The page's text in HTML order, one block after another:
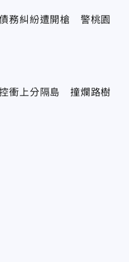
務糾紛遭開槍 警桃園
衝上分隔島 撞爛路樹